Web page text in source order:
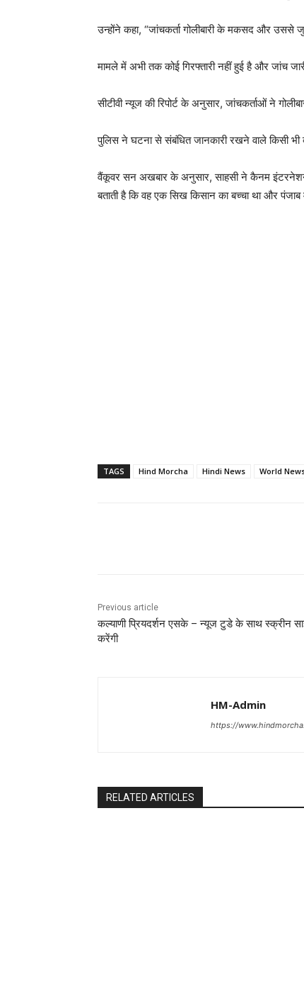
उन्होंने कहा, “जांचकर्ता गोलीबारी के मकसद और उससे
मामले में अभी तक कोई गिरफ्तारी नहीं हुई है और जांच
सीटीवी न्यूज की रिपोर्ट के अनुसार, जांचकर्ताओं ने
पुलिस ने घटना से संबंधित जानकारी रखने वाले किसी
वैंकूवर सन अखबार के अनुसार, साहसी ने कैनम
बताती है कि वह एक सिख किसान का बच्चा था और
TAGS Hind Morcha Hindi News World
Previous article
कल्याणी प्रियदर्शन एसके – न्यूज टुडे के साथ स्क्रीन
करेंगी
HM-Admin
https://
RELATED ARTICLES